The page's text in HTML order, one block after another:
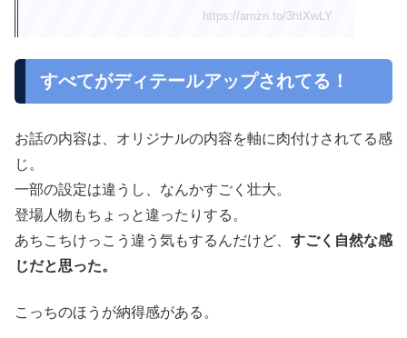
https://amzn.to/3htXwLY
すべてがディテールアップされてる！
お話の内容は、オリジナルの内容を軸に肉付けされてる感
じ。
一部の設定は違うし、なんかすごく壮大。
登場人物もちょっと違ったりする。
あちこちけっこう違う気もするんだけど、 すごく自然な感
じだと思った。
こっちのほうが納得感がある。